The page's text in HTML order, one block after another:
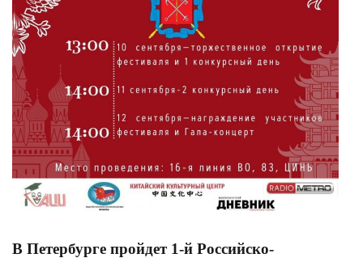
В Петербурге пройдет 1-й Российско-